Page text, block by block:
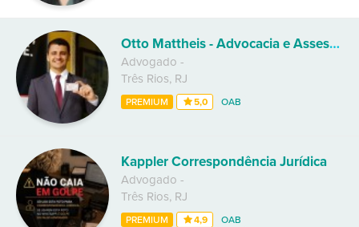
Otto Mattheis - Advocacia e Assessoria Jurídica
Advogado -
Três Rios, RJ
PREMIUM 5,0 OAB
Kappler Correspondência Jurídica
Advogado -
Três Rios, RJ
PREMIUM 4,9 OAB